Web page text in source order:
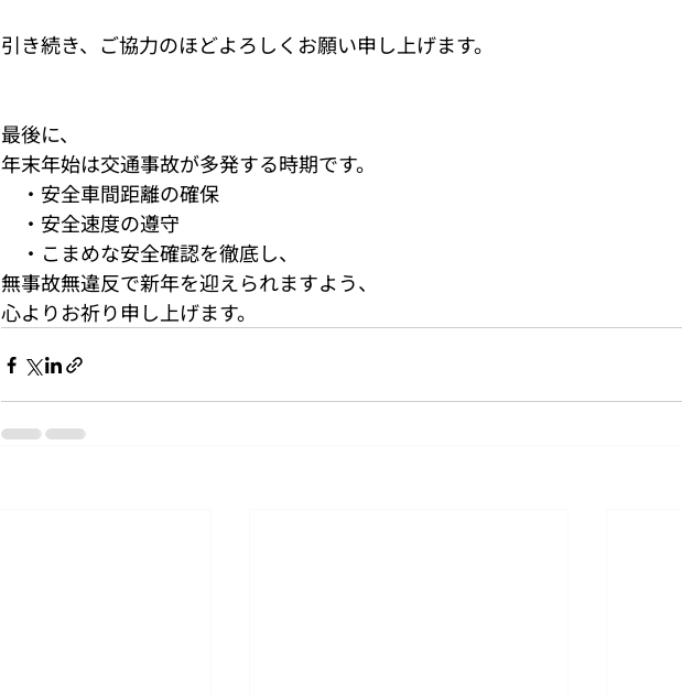
引き続き、ご協力のほどよろしくお願い申し上げます。
最後に、
年末年始は交通事故が多発する時期です。
・安全車間距離の確保
・安全速度の遵守
・こまめな安全確認を徹底し、
無事故無違反で新年を迎えられますよう、
心よりお祈り申し上げます。